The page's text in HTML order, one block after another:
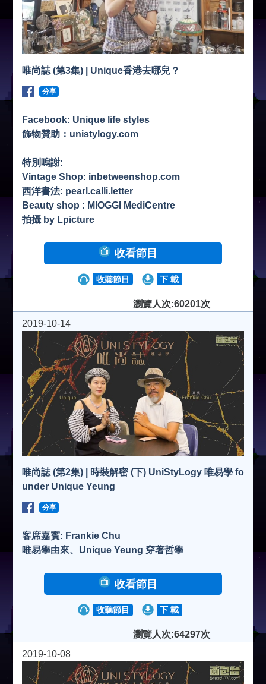
唯尚誌 (第3集) | Unique香港去哪兒？
分享
Facebook: Unique life styles
飾物贊助：unistylogy.com
特別嗚謝:
Vintage Shop: inbetweenshop.com
西洋書法: pearl.calli.letter
Beauty shop : MIOGGI MediCentre
拍攝 by Lpicture
收看節目
收聽節目 下 載
瀏覽人次:60201次
2019-10-14
唯尚誌 (第2集) | 時裝解密 (下) UniStyLogy 唯易學 fo
under Unique Yeung
分享
客席嘉賓: Frankie Chu
唯易學由來、Unique Yeung 穿著哲學
收看節目
收聽節目 下 載
瀏覽人次:64297次
2019-10-08